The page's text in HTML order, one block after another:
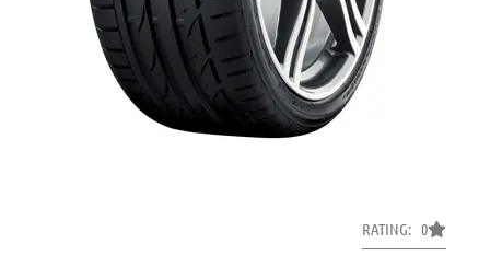
RATING: 0